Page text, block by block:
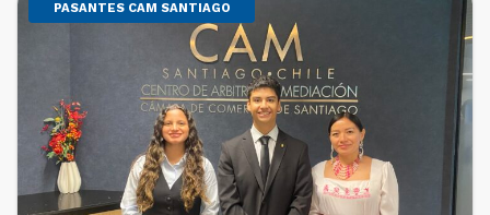
PASANTES CAM SANTIAGO